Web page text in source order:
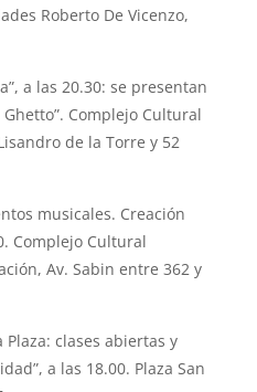
Roberto De Vicenzo,
a las 20.30: se presentan
Ghetto”. Complejo Cultural
de la Torre y 52
musicales. Creación
Complejo Cultural
Av. Sabin entre 362 y
Plaza: clases abiertas y
a las 18.00. Plaza San